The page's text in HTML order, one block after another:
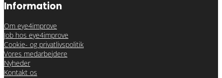
Information
Om eye4improve
Job hos eye4improve
Cookie- og privatlivspolitik
Vores medarbejdere
Nyheder
Kontakt os